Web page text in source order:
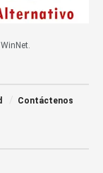
WinNet
Contáctenos